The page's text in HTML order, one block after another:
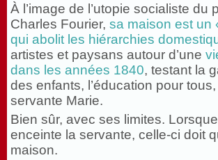
À l’image de l’utopie socialiste du
Charles Fourier, sa maison est un
qui abolit les hiérarchies
artistes et paysans autour d’une
dans les années 1840, testant la
des enfants, l’éducation pour
servante Marie.
Bien sûr, avec ses limites.
enceinte la servante, celle-ci doit
maison.